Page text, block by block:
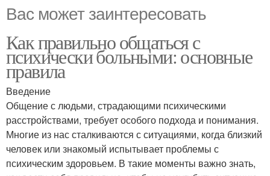
Вас может заинтересовать
Как правильно общаться с
психически больными: основные
правила
Введение
Общение с людьми, страдающими психическими
расстройствами, требует особого подхода и понимания.
Многие из нас сталкиваются с ситуациями, когда близкий
человек или знакомый испытывает проблемы с
психическим здоровьем. В такие моменты важно знать,